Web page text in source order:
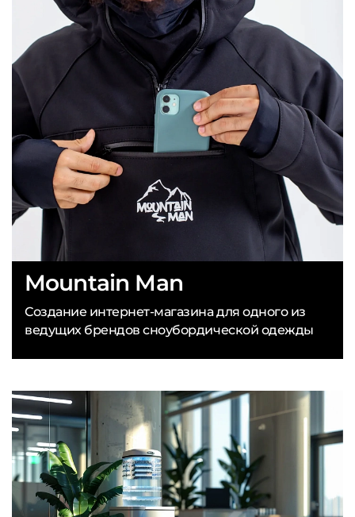
Mountain Man
Создание интернет-магазина для одного из
ведущих брендов сноубордической одежды